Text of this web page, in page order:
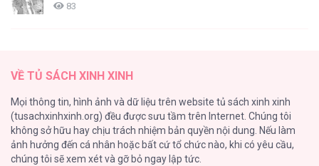
Ba Lần Động Phòng [...] – Chap 51
83
82
TUYỂN TẬP MANHWA BÍ MẬT CƠ THỂ
74
VỀ TỦ SÁCH XINH XINH
Mọi thông tin, hình ảnh và dữ liệu trên website tủ sách xinh xinh
(tusachxinhxinh.org) đều được sưu tầm trên Internet. Chúng tôi
không sở hữu hay chịu trách nhiệm bản quyền nội dung. Nếu làm
ảnh hưởng đến cá nhân hoặc bất cứ tổ chức nào, khi có yêu cầu,
chúng tôi sẽ xem xét và gỡ bỏ ngay lập tức.